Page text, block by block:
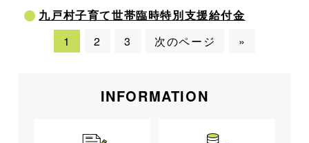
九戸村子育て世帯臨時特別支援給付金
1
2 3 次のページ »
INFORMATION